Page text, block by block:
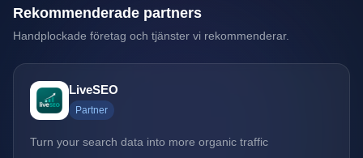
Rekommenderade partners
Handplockade företag och tjänster vi rekommenderar.
LiveSEO
Partner
Turn your search data into more organic traffic